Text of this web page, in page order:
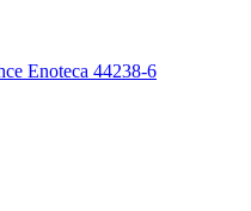
Enoteca 44238-6